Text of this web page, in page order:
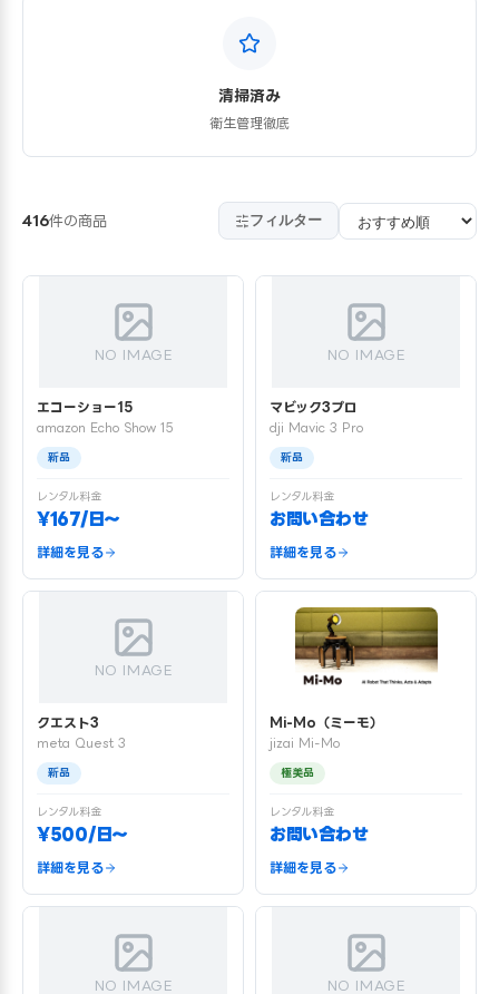
清掃済み
衛生管理徹底
416件の商品 フィルター
NO IMAGE
エコーショー15
amazon Echo Show 15
新品
レンタル料金
¥167/日〜
詳細を見る
NO IMAGE
マビック3プロ
dji Mavic 3 Pro
新品
レンタル料金
お問い合わせ
詳細を見る
NO IMAGE
クエスト3
meta Quest 3
新品
レンタル料金
¥500/日〜
詳細を見る
Mi-Mo（ミーモ）
jizai Mi-Mo
極美品
レンタル料金
お問い合わせ
詳細を見る
NO IMAGE NO IMAGE